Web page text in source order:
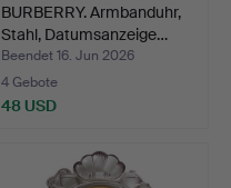
BURBERRY. Armbanduhr,
Stahl, Datumsanzeige…
Beendet 16. Jun 2026
4 Gebote
48 USD